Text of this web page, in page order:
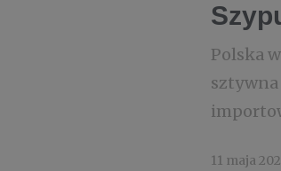
Polska
sztywna
11 maja